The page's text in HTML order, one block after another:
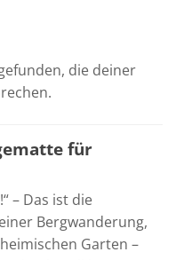
die deiner
für
– Das ist die
Bergwanderung,
Garten –